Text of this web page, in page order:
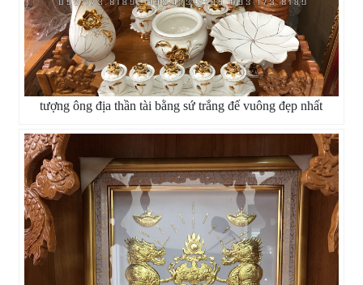
tượng ông địa thần tài bằng sứ trắng đế vuông đẹp nhất